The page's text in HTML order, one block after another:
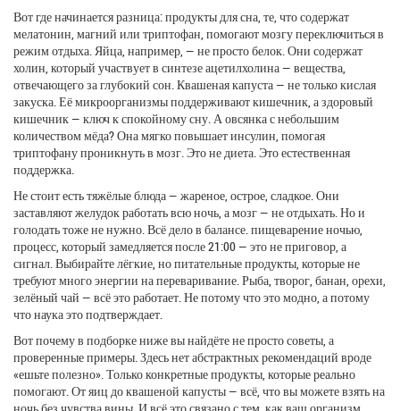
Вот где начинается разница:продукты для сна те, что содержат
мелатонин, магний или триптофан , помогают мозгу переключиться в
режим отдыха. Яйца, например, — не просто белок. Они содержат
холин, который участвует в синтезе ацетилхолина — вещества,
отвечающего за глубокий сон. Квашеная капуста — не только кислая
закуска. Её микроорганизмы поддерживают кишечник, а здоровый
кишечник — ключ к спокойному сну. А овсянка с небольшим
количеством мёда? Она мягко повышает инсулин, помогая
триптофану проникнуть в мозг. Это не диета. Это естественная
поддержка.
Не стоит есть тяжёлые блюда — жареное, острое, сладкое. Они
заставляют желудок работать всю ночь, а мозг — не отдыхать. Но и
голодать тоже не нужно. Всё дело в балансе. пищеварение ночью
процесс, который замедляется после 21:00— это не приговор, а
сигнал. Выбирайте лёгкие, но питательные продукты, которые не
требуют много энергии на переваривание. Рыба, творог, банан, орехи,
зелёный чай — всё это работает. Не потому что это модно, а потому
что наука это подтверждает.
Вот почему в подборке ниже вы найдёте не просто советы, а
проверенные примеры. Здесь нет абстрактных рекомендаций вроде
«ешьте полезно». Только конкретные продукты, которые реально
помогают. От яиц до квашеной капусты — всё, что вы можете взять на